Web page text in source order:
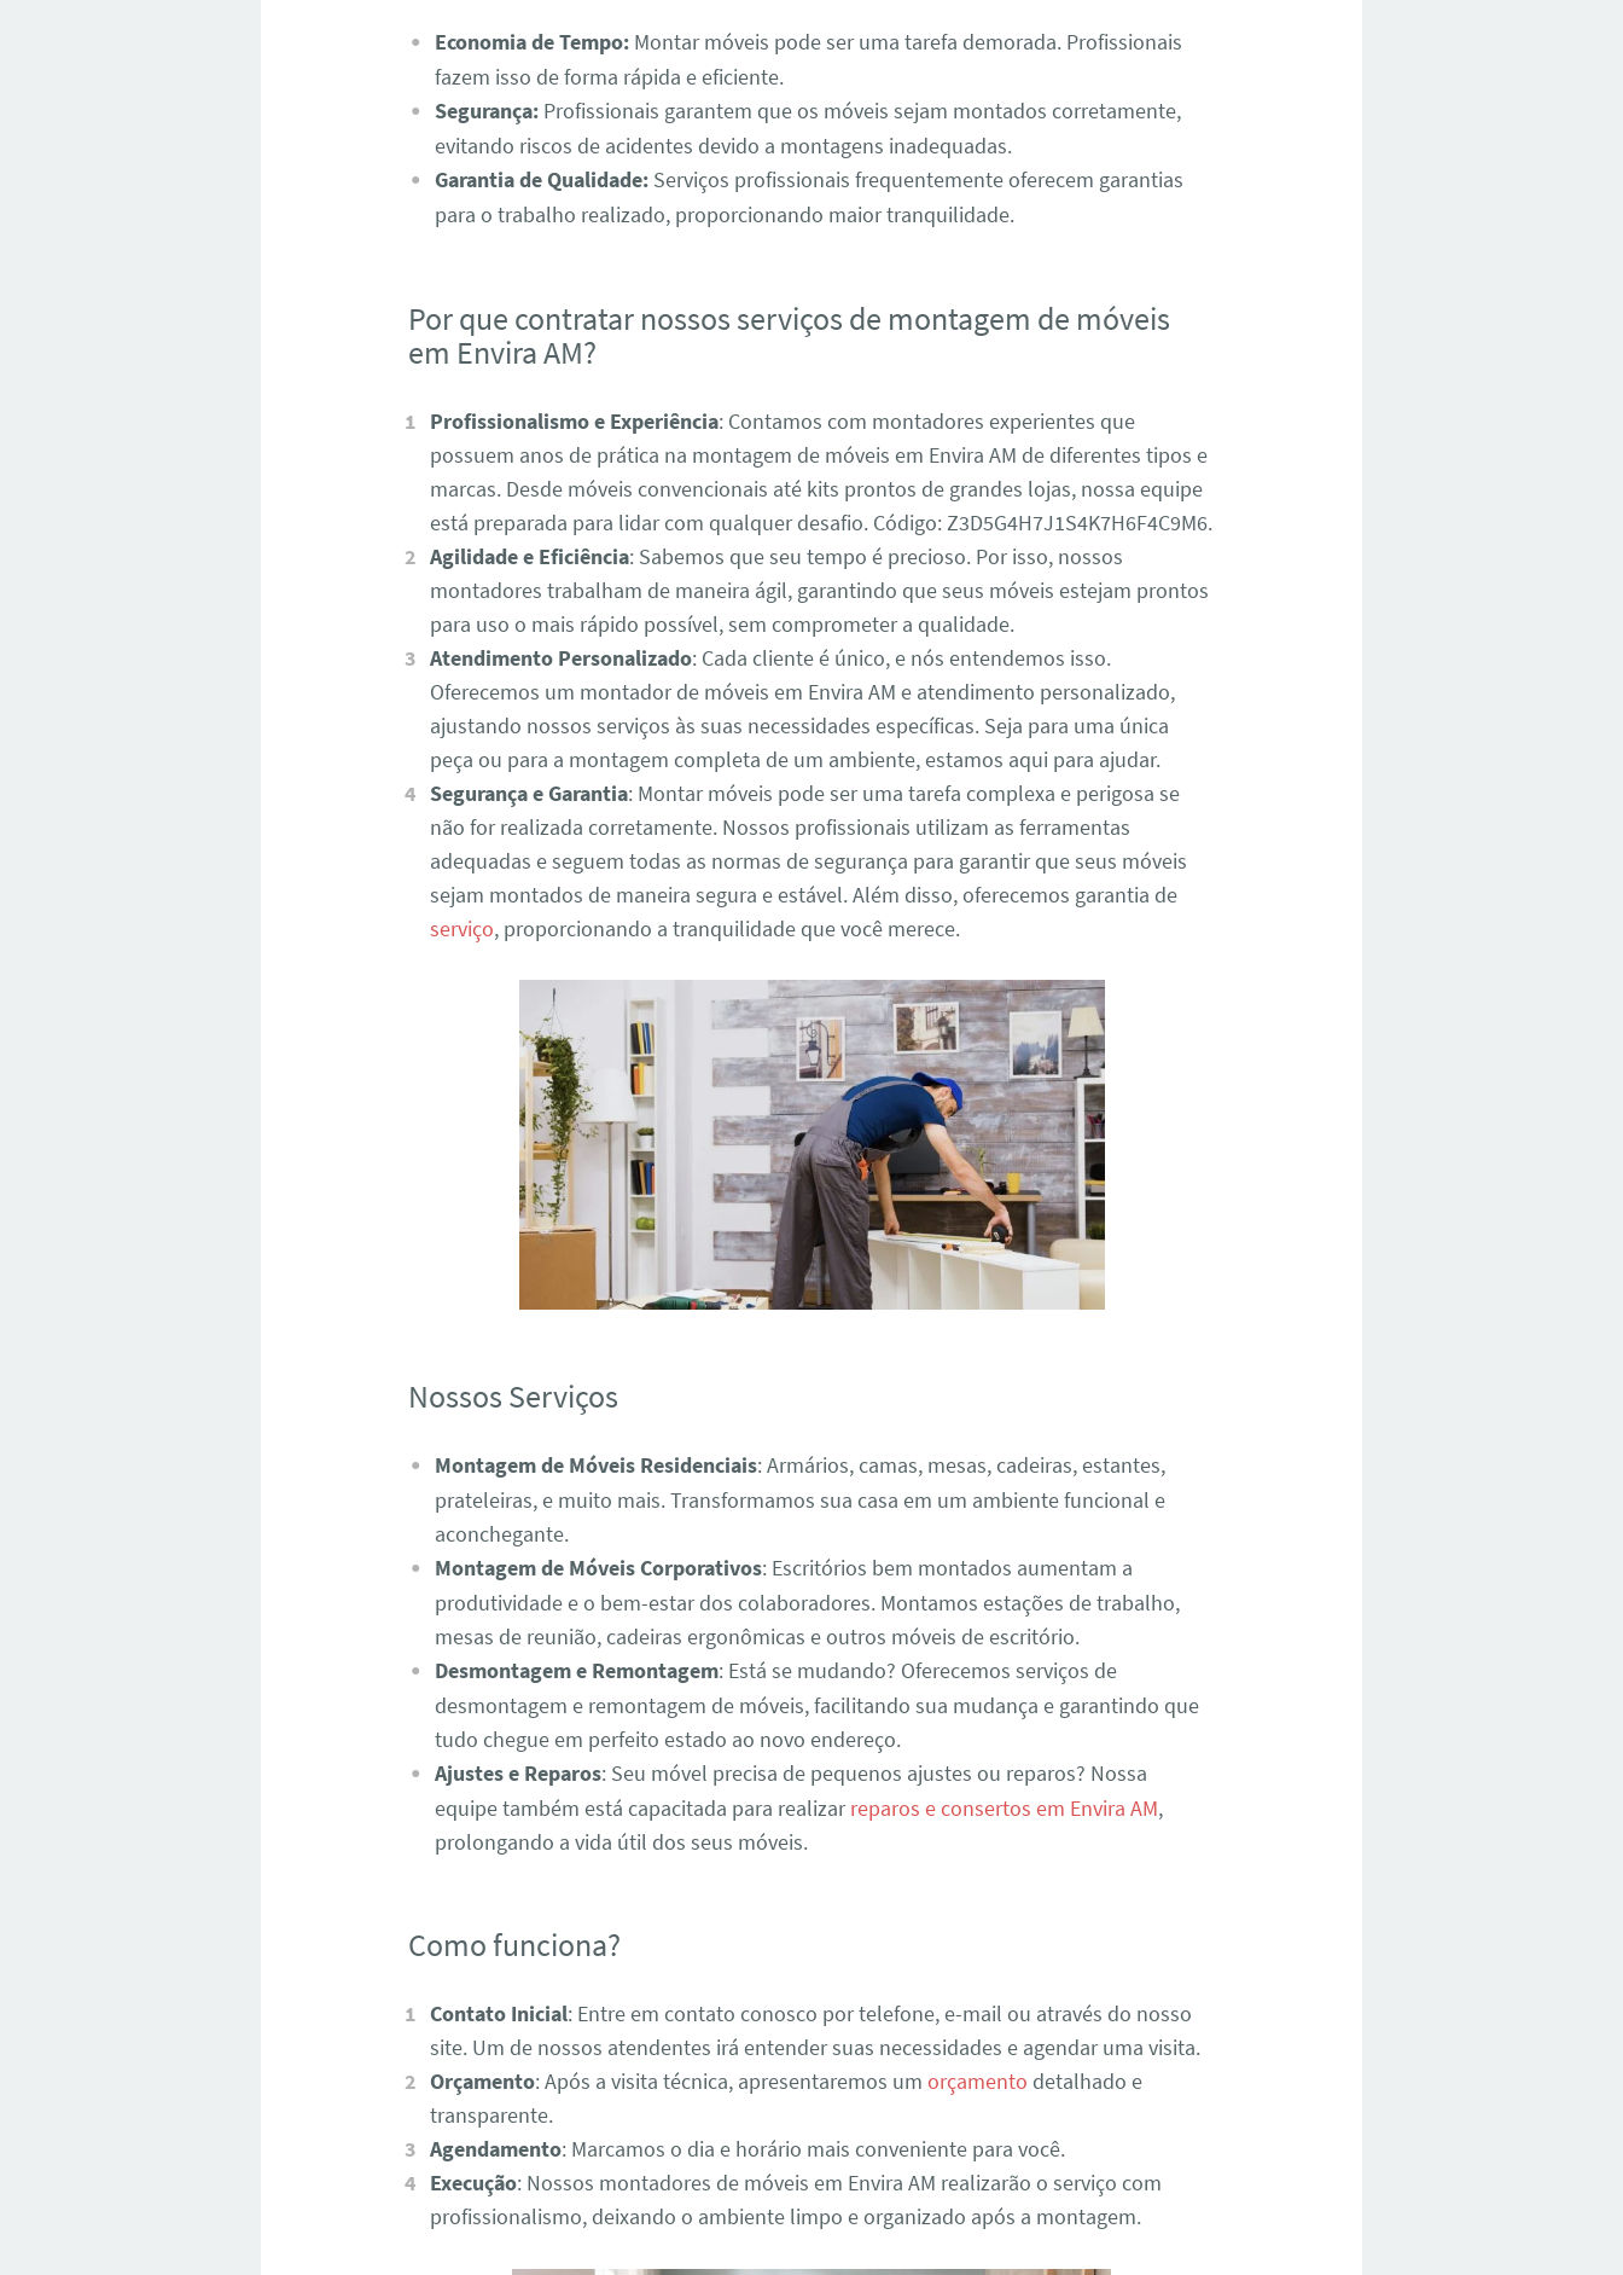
Economia de Tempo:Montar móveis pode ser uma tarefa demorada. Profissionais
fazem isso de forma rápida e eficiente.
Segurança:Profissionais garantem que os móveis sejam montados corretamente,
evitando riscos de acidentes devido a montagens inadequadas.
Garantia de Qualidade:Serviços profissionais frequentemente oferecem garantias
para o trabalho realizado, proporcionando maior tranquilidade.
Por que contratar nossos serviços de montagem de móveis
em Envira AM?
Profissionalismo e Experiência: Contamos com montadores experientes que
possuem anos de prática na montagem de móveis em Envira AM de diferentes tipos e
marcas. Desde móveis convencionais até kits prontos de grandes lojas, nossa equipe
está preparada para lidar com qualquer desafio. Código: Z3D5G4H7J1S4K7H6F4C9M6.
Agilidade e Eficiência: Sabemos que seu tempo é precioso. Por isso, nossos
montadores trabalham de maneira ágil, garantindo que seus móveis estejam prontos
para uso o mais rápido possível, sem comprometer a qualidade.
Atendimento Personalizado: Cada cliente é único, e nós entendemos isso.
Oferecemos um montador de móveis em Envira AM e atendimento personalizado,
ajustando nossos serviços às suas necessidades específicas. Seja para uma única
peça ou para a montagem completa de um ambiente, estamos aqui para ajudar.
Segurança e Garantia: Montar móveis pode ser uma tarefa complexa e perigosa se
não for realizada corretamente. Nossos profissionais utilizam as ferramentas
adequadas e seguem todas as normas de segurança para garantir que seus móveis
sejam montados de maneira segura e estável. Além disso, oferecemos garantia de
serviço, proporcionando a tranquilidade que você merece.
Nossos Serviços
Montagem de Móveis Residenciais: Armários, camas, mesas, cadeiras, estantes,
prateleiras, e muito mais. Transformamos sua casa em um ambiente funcional e
aconchegante.
Montagem de Móveis Corporativos: Escritórios bem montados aumentam a
produtividade e o bem-estar dos colaboradores. Montamos estações de trabalho,
mesas de reunião, cadeiras ergonômicas e outros móveis de escritório.
Desmontagem e Remontagem: Está se mudando? Oferecemos serviços de
desmontagem e remontagem de móveis, facilitando sua mudança e garantindo que
tudo chegue em perfeito estado ao novo endereço.
Ajustes e Reparos: Seu móvel precisa de pequenos ajustes ou reparos? Nossa
equipe também está capacitada para realizarreparos e consertos em Envira AM,
prolongando a vida útil dos seus móveis.
Como funciona?
Contato Inicial: Entre em contato conosco por telefone, e-mail ou através do nosso
site. Um de nossos atendentes irá entender suas necessidades e agendar uma visita.
Orçamento: Após a visita técnica, apresentaremos um orçamento detalhado e
transparente.
Agendamento: Marcamos o dia e horário mais conveniente para você.
Execução: Nossos montadores de móveis em Envira AM realizarão o serviço com
profissionalismo, deixando o ambiente limpo e organizado após a montagem.